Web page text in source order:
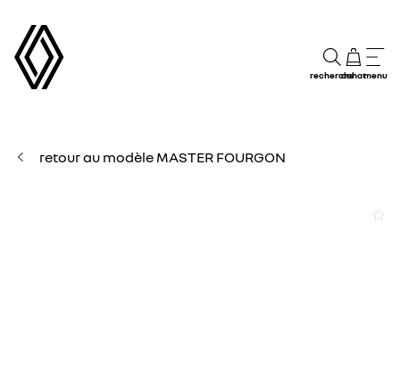
rechercheachatmenu
retour au modèle MASTER FOURGON